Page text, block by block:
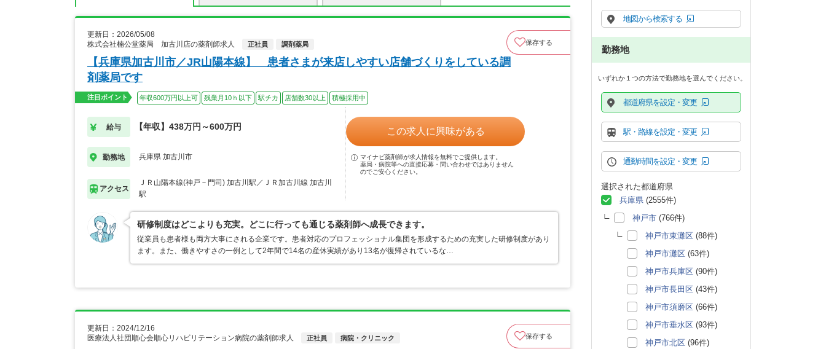
更新日：2026/05/08
株式会社楠公堂薬局 加古川店の薬剤師求人
正社員 調剤薬局 保存する
【兵庫県加古川市／JR山陽本線】 患者さまが来店しやすい店舗づくりをしている調
剤薬局です
注目ポイント 年収600万円以上可 残業月10ｈ以下 駅チカ 店舗数30以上 積極採用中
給与 【年収】438万円～600万円
勤務地 兵庫県 加古川市
アクセス
ＪＲ山陽本線(神戸－門司) 加古川駅／ＪＲ加古川線 加古川
駅
この求人に興味がある
マイナビ薬剤師が求人情報を無料でご提供します。
薬局・病院等への直接応募・問い合わせではありません
のでご安心ください。
研修制度はどこよりも充実。どこに行っても通じる薬剤師へ成長できます。
従業員も患者様も両方大事にされる企業です。患者対応のプロフェッショナル集団を形成するための充実した研修制度があり
ます。また、働きやすさの一例として2年間で14名の産休実績があり13名が復帰されているな…
更新日：2024/12/16
医療法人社団順心会順心リハビリテーション病院の薬剤師求人
正社員 病院・クリニック 保存する
地図から検索する
勤務地
いずれか１つの方法で勤務地を選んでください。
都道府県を設定・変更
駅・路線を設定・変更
通勤時間を設定・変更
選択された都道府県
兵庫県 (2555件)
神戸市 (766件)
神戸市東灘区 (88件)
神戸市灘区 (63件)
神戸市兵庫区 (90件)
神戸市長田区 (43件)
神戸市須磨区 (66件)
神戸市垂水区 (93件)
神戸市北区 (96件)